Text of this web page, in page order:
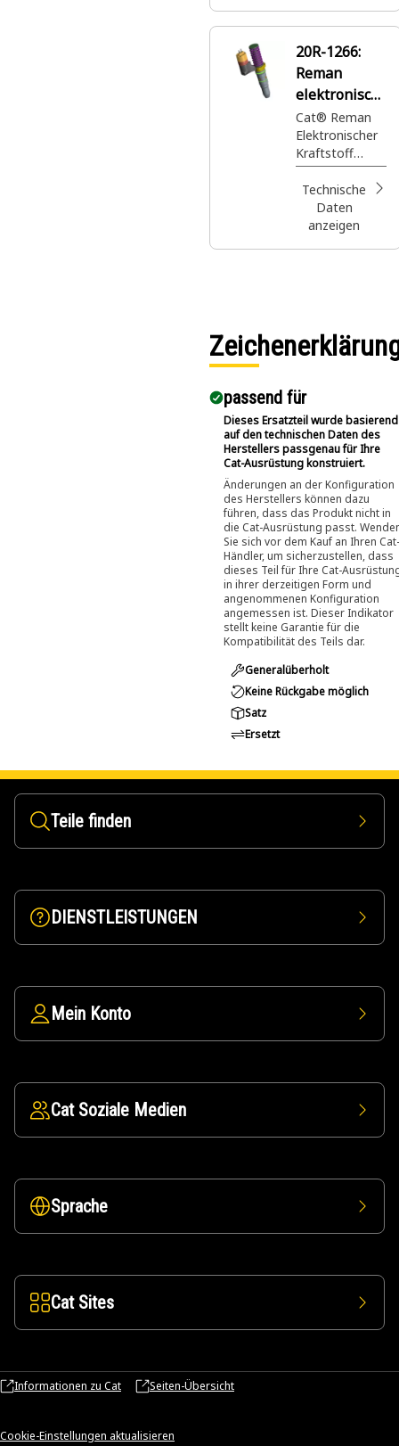
20R-1266:
Reman
elektronisch
e
Einspritzdüs
e
Cat® Reman
Elektronischer
Kraftstoff
Einspritzdüse
mit
beschichtetem
Kolben zur
Technische
Daten
anzeigen
passend für​
Dieses Ersatzteil wurde basierend
auf den technischen Daten des
Herstellers passgenau für Ihre
Cat-Ausrüstung konstruiert.
Änderungen an der Konfiguration
des Herstellers können dazu
führen, dass das Produkt nicht in
die Cat-Ausrüstung passt.
Sie sich vor dem Kauf an Ihren Cat-
Händler, um sicherzustellen, dass
dieses Teil für Ihre Cat-
in ihrer derzeitigen Form und
angenommenen Konfiguration
angemessen ist. Dieser Indikator
stellt keine Garantie für die
Kompatibilität des Teils dar.
Generalüberholt
Keine Rückgabe möglich
Satz
Ersetzt
Teile finden
DIENSTLEISTUNGEN
Mein Konto
Cat Soziale Medien
Sprache
Cat Sites
Informationen zu Cat Seiten-Übersicht
Cookie-Einstellungen aktualisieren